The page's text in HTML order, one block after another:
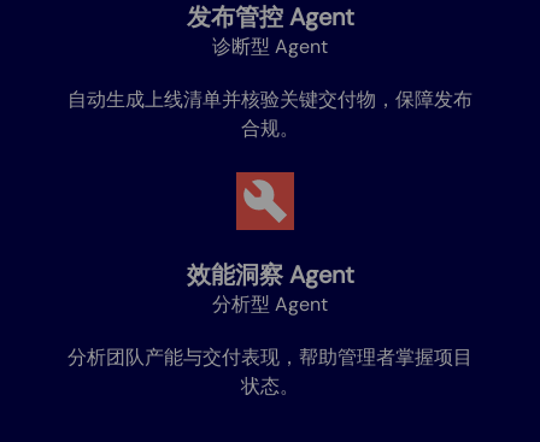
发布管控 Agent
诊断型 Agent
自动生成上线清单并核验关键交付物，保障发布
合规。
效能洞察 Agent
分析型 Agent
分析团队产能与交付表现，帮助管理者掌握项目
状态。